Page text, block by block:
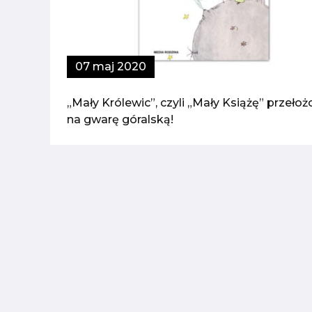
07 maj 2020
„Mały Królewic”, czyli „Mały Książę”
na gwarę góralską!